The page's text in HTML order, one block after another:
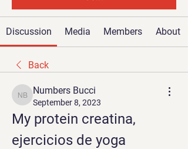
Discussion Media Members About
Back
Numbers Bucci
Numbers Bucci
September 8, 2023
My protein creatina,
ejercicios de yoga